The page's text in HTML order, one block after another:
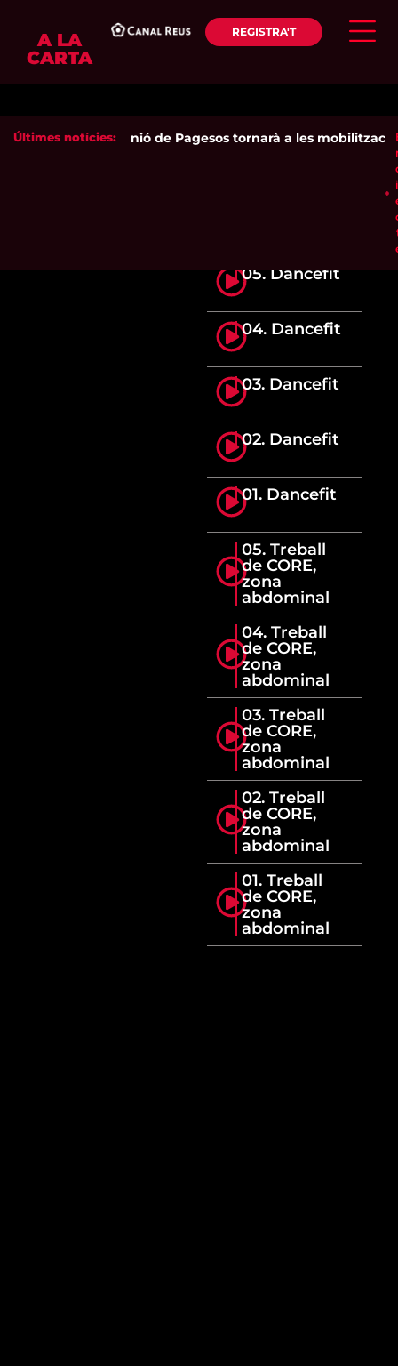
A LA
CARTA
REGISTRA'T
Últimes notícies:Unió de Pagesos tornarà a les
05. Dancefit
04. Dancefit
03. Dancefit
02. Dancefit
01. Dancefit
05. Treball
de CORE,
zona
abdominal
04. Treball
de CORE,
zona
abdominal
03. Treball
de CORE,
zona
abdominal
02. Treball
de CORE,
zona
abdominal
01. Treball
de CORE,
zona
abdominal